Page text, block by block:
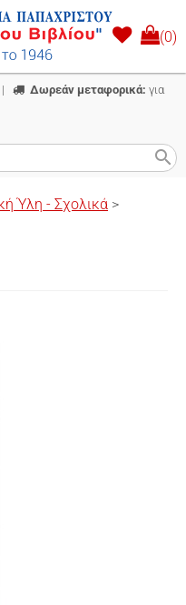
(0)
| Δωρεάν μεταφορικά: για
search
Ύλη - Σχολικά >